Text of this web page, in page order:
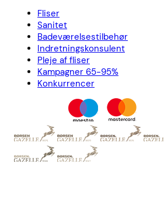
Fliser
Sanitet
Badeværelsestilbehør
Indretningskonsulent
Pleje af fliser
Kampagner 65-95%
Konkurrencer